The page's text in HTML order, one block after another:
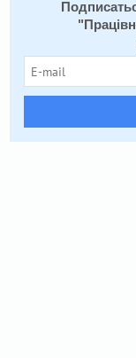
"